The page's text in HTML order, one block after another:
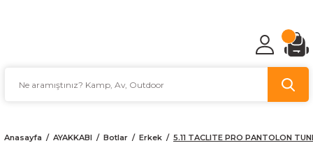
Anasayfa AYAKKABI Botlar Erkek 5.11 TACLITE PRO PANTOLON